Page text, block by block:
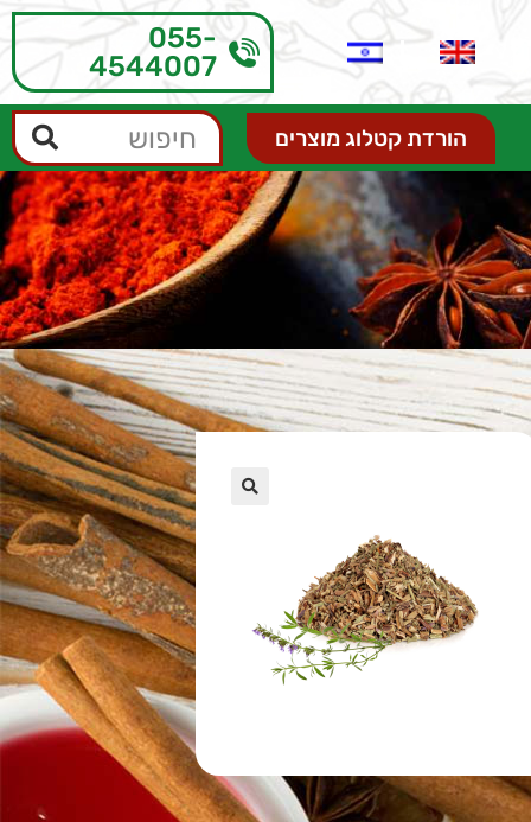
055-
4544007
הורדת קטלוג מוצרים